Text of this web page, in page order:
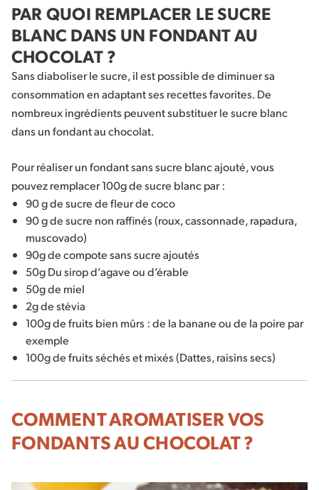
PAR QUOI REMPLACER LE SUCRE
BLANC DANS UN FONDANT AU
CHOCOLAT ?
Sans diaboliser le sucre, il est possible de diminuer sa
consommation en adaptant ses recettes favorites. De
nombreux ingrédients peuvent substituer le sucre blanc
dans un fondant au chocolat.
Pour réaliser un fondant sans sucre blanc ajouté, vous
pouvez remplacer 100g de sucre blanc par :
90 g de sucre de fleur de coco
90 g de sucre non raffinés (roux, cassonnade, rapadura,
muscovado)
90g de compote sans sucre ajoutés
50g Du sirop d’agave ou d’érable
50g de miel
2g de stévia
100g de fruits bien mûrs : de la banane ou de la poire par
exemple
100g de fruits séchés et mixés (Dattes, raisins secs)
COMMENT AROMATISER VOS
FONDANTS AU CHOCOLAT ?